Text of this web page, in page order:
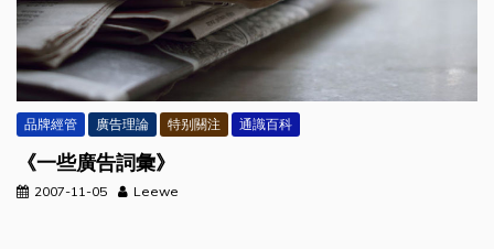
品牌經管 廣告理論 特别關注 通識百科
《一些廣告詞彙》
2007-11-05 Leewe